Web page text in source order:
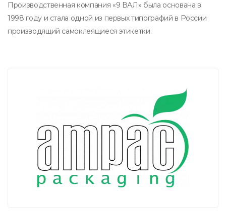
Производственная компания «9 ВАЛ» была основана в
1998 году и стала одной из первых типографий в России
производящий самоклеящиеся этикетки.